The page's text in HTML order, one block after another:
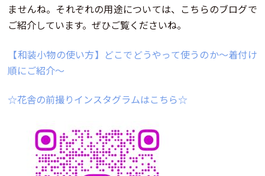
ませんね。それぞれの用途については、こちらのブログで
ご紹介しています。ぜひご覧くださいね。
【和装小物の使い方】どこでどうやって使うのか～着付け
順にご紹介～
☆花舎の前撮りインスタグラムはこちら☆